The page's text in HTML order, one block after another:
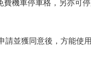
機車停車格，另亦可
並獲同意後，方能使用